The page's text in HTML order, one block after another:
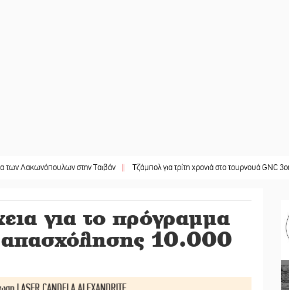
στην Ταιβάν || Τζάμπολ για τρίτη χρονιά στο τουρνουά GNC 3on3 στη
για το πρόγραμμα
απασχόλησης 10.000